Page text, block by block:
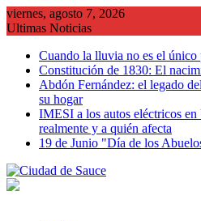
Saltar
al
viernes, agosto 7, 2026
Ultimas Noticias
Cuando la lluvia no es el único
Constitución de 1830: El
Abdón Fernández: el legado
su hogar
IMESI a los autos eléctricos
realmente y a quién afecta
19 de Junio "Día de los